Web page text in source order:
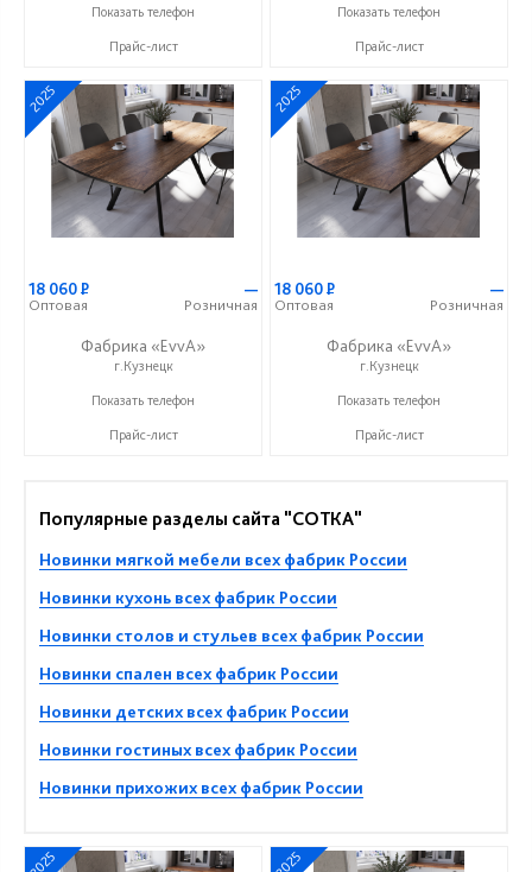
+7 (800) 201-23-49
Показать телефон
Прайс-лист
+7 (800) 201-23-49
Показать телефон
Прайс-лист
2025
18 060Р
Оптовая
—
Розничная
Фабрика «EvvA»
г.Кузнецк
+7 (996) 247-97-09
Показать телефон
Прайс-лист
2025
18 060Р
Оптовая
—
Розничная
Фабрика «EvvA»
г.Кузнецк
+7 (996) 247-97-09
Показать телефон
Прайс-лист
Популярные разделы сайта "СОТКА"
Новинки мягкой мебели всех фабрик России
Новинки кухонь всех фабрик России
Новинки столов и стульев всех фабрик России
Новинки спален всех фабрик России
Новинки детских всех фабрик России
Новинки гостиных всех фабрик России
Новинки прихожих всех фабрик России
2025 2025